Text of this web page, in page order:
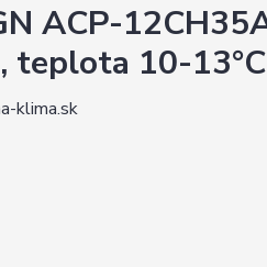
ACP-
teplota 10-